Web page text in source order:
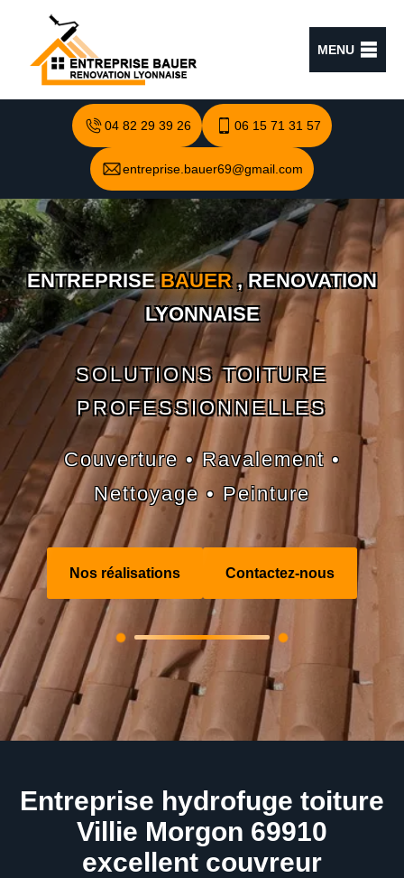
MENU
04 82 29 39 26 06 15 71 31 57
entreprise.bauer69@gmail.com
ENTREPRISEBAUER, RENOVATION
LYONNAISE
SOLUTIONS TOITURE
PROFESSIONNELLES
Couverture • Ravalement •
Nettoyage • Peinture
Nos réalisations Contactez-nous
Entreprise hydrofuge toiture
Villie Morgon 69910
excellent couvreur